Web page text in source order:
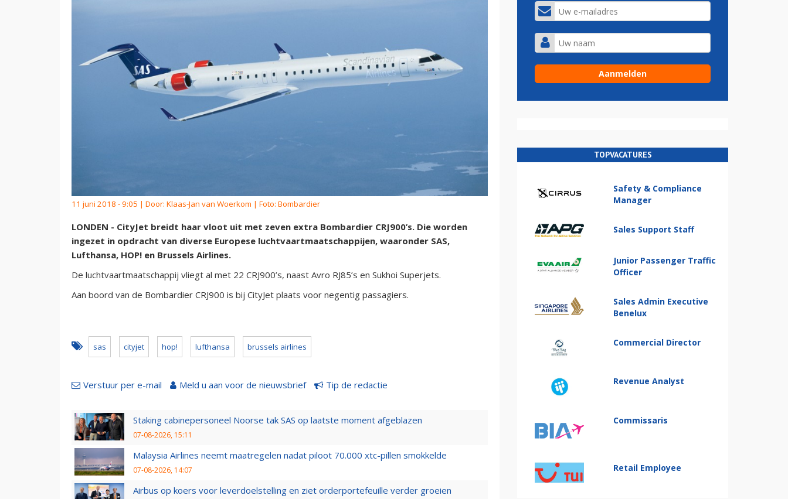
11 juni 2018 - 9:05 | Door: Klaas-Jan van Woerkom | Foto: Bombardier
LONDEN - CityJet breidt haar vloot uit met zeven extra Bombardier CRJ900’s. Die worden
ingezet in opdracht van diverse Europese luchtvaartmaatschappijen, waaronder SAS,
Lufthansa, HOP! en Brussels Airlines.
De luchtvaartmaatschappij vliegt al met 22 CRJ900’s, naast Avro RJ85’s en Sukhoi Superjets.
Aan boord van de Bombardier CRJ900 is bij CityJet plaats voor negentig passagiers.
sas cityjet hop! lufthansa brussels airlines
Verstuur per e-mail Meld u aan voor de nieuwsbrief Tip de redactie
Staking cabinepersoneel Noorse tak SAS op laatste moment afgeblazen
07-08-2026, 15:11
Malaysia Airlines neemt maatregelen nadat piloot 70.000 xtc-pillen smokkelde
07-08-2026, 14:07
Airbus op koers voor leverdoelstelling en ziet orderportefeuille verder groeien
TOPVACATURES
Safety & Compliance
Manager
Sales Support Staff
Junior Passenger Traffic
Officer
Sales Admin Executive
Benelux
Commercial Director
Revenue Analyst
Commissaris
Retail Employee